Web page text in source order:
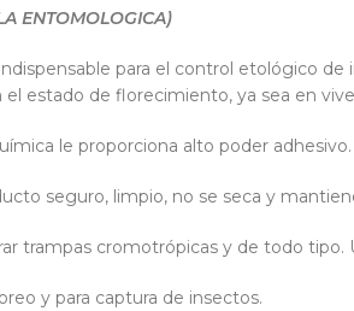
ENTOMOLOGICA)
para el control etológico
estado de florecimiento, ya sea en
le proporciona alto poder
seguro, limpio, no se seca y
trampas cromotrópicas y de todo
y para captura de insectos.